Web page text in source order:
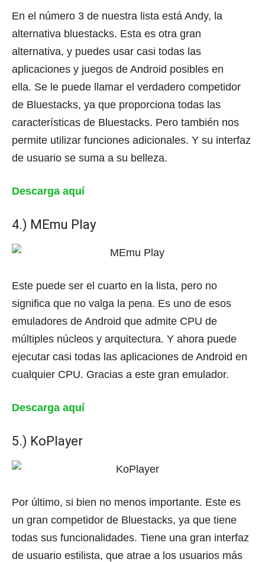
En el número 3 de nuestra lista está Andy, la
alternativa bluestacks. Esta es otra gran
alternativa, y puedes usar casi todas las
aplicaciones y juegos de Android posibles en
ella. Se le puede llamar el verdadero competidor
de Bluestacks, ya que proporciona todas las
características de Bluestacks. Pero también nos
permite utilizar funciones adicionales. Y su interfaz
de usuario se suma a su belleza.
Descarga aquí
4.) MEmu Play
Este puede ser el cuarto en la lista, pero no
significa que no valga la pena. Es uno de esos
emuladores de Android que admite CPU de
múltiples núcleos y arquitectura. Y ahora puede
ejecutar casi todas las aplicaciones de Android en
cualquier CPU. Gracias a este gran emulador.
Descarga aquí
5.) KoPlayer
Por último, si bien no menos importante. Este es
un gran competidor de Bluestacks, ya que tiene
todas sus funcionalidades. Tiene una gran interfaz
de usuario estilista, que atrae a los usuarios más